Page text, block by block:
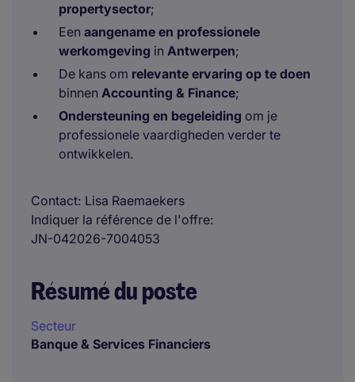
propertysector;
Een aangename en professionele
werkomgeving in Antwerpen;
De kans om relevante ervaring op te doen
binnen Accounting & Finance;
Ondersteuning en begeleiding om je
professionele vaardigheden verder te
ontwikkelen.
Contact Lisa Raemaekers
Indiquer la référence de l'offre
JN-042026-7004053
Résumé du poste
Secteur
Banque & Services Financiers